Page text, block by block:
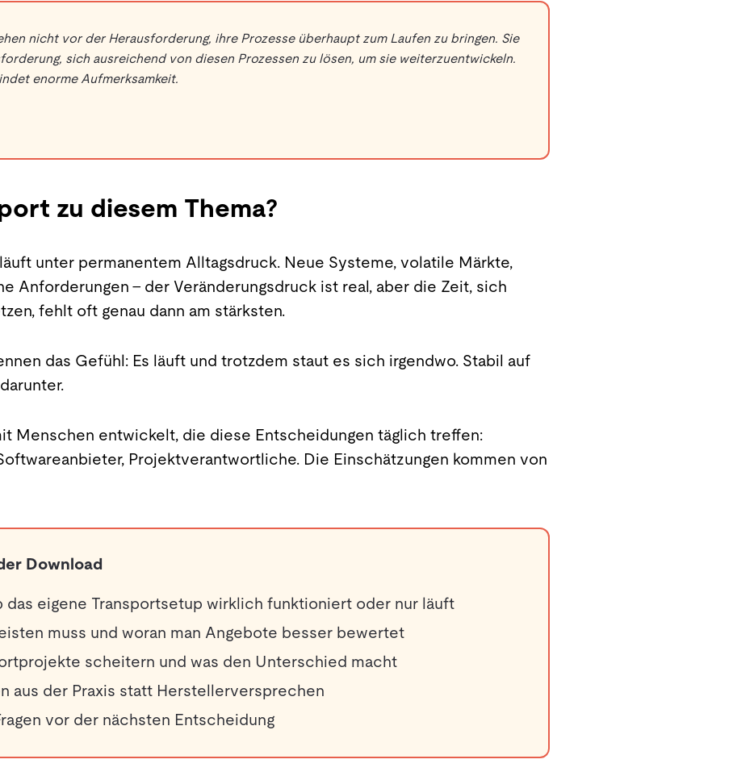
nicht vor der Herausforderung, ihre Prozesse überhaupt zum Laufen zu bringen. Sie
sich ausreichend von diesen Prozessen zu lösen, um sie weiterzuentwickeln.
enorme Aufmerksamkeit.
zu diesem Thema?
unter permanentem Alltagsdruck. Neue Systeme, volatile Märkte,
Anforderungen – der Veränderungsdruck ist real, aber die Zeit, sich
fehlt oft genau dann am stärksten.
das Gefühl: Es läuft und trotzdem staut es sich irgendwo. Stabil auf
Menschen entwickelt, die diese Entscheidungen täglich treffen:
Projektverantwortliche. Die Einschätzungen kommen von
Download
das eigene Transportsetup wirklich funktioniert oder nur läuft
muss und woran man Angebote besser bewertet
scheitern und was den Unterschied macht
aus der Praxis statt Herstellerversprechen
vor der nächsten Entscheidung